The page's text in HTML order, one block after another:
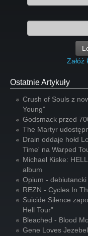
Załóż
Ostatnie Artykuły
Crush of Souls z
Young”
Godsmack przed
The Martyr
Drain oddaje hołd
Time' na Warped
Michael Kiske:
album
Opium - debiutancki
REZN - Cycles In
Suicide Silence
Hell Tour”
Bleached - Blood
Gene Loves